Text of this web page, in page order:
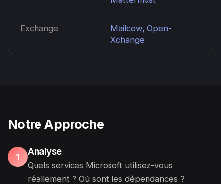
Exchange
Mailcow, Open-
Xchange
Notre Approche
1 Analyse
Quels services Microsoft utilisez-vous
réellement ? Où sont les dépendances ?